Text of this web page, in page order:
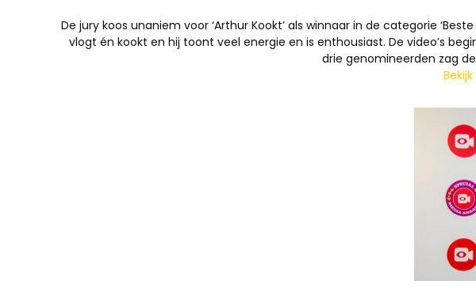
De jury koos unaniem voor ‘Arthur Kookt’ als winnaar in de categorie
vlogt én kookt en hij toont veel energie en is enthousiast. De video’s
drie genomineerden zag